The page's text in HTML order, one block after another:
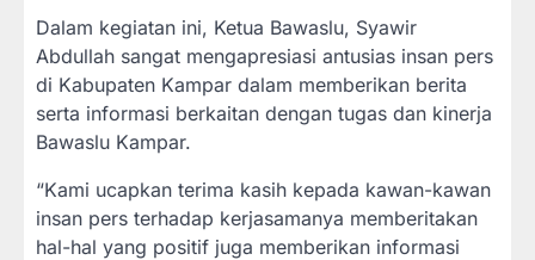
Dalam kegiatan ini, Ketua Bawaslu, Syawir
Abdullah sangat mengapresiasi antusias insan pers
di Kabupaten Kampar dalam memberikan berita
serta informasi berkaitan dengan tugas dan kinerja
Bawaslu Kampar.
“Kami ucapkan terima kasih kepada kawan-kawan
insan pers terhadap kerjasamanya memberitakan
hal-hal yang positif juga memberikan informasi